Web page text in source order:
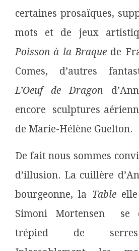
certaines prosaïques,
mots et de jeux
Poisson à la Braque de
Comes, d’autres
L’Oeuf de Dragon
encore sculptures
de Marie-Hélène Guelton.
De fait nous sommes
d’illusion. La cuillère
bourgeonne, la Tableelle-
Simoni Mortensen se
trépied de serres